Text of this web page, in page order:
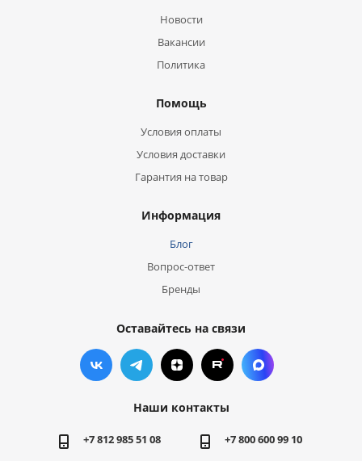
Новости
Вакансии
Политика
Помощь
Условия оплаты
Условия доставки
Гарантия на товар
Информация
Блог
Вопрос-ответ
Бренды
Оставайтесь на связи
Наши контакты
+7 812 985 51 08 +7 800 600 99 10